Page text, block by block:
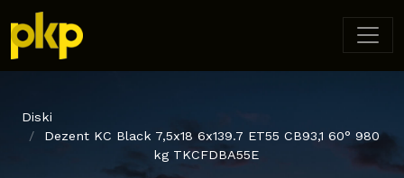
Diski
Dezent KC Black 7,5x18 6x139.7 ET55 CB93,1 60° 980
kg TKCFDBA55E